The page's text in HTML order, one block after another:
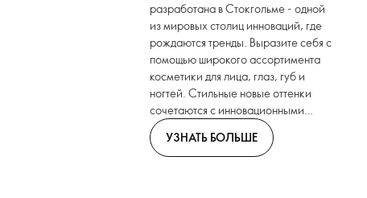
разработана в Стокгольме - одной
из мировых столиц инноваций, где
рождаются тренды. Выразите себя с
помощью широкого ассортимента
косметики для лица, глаз, губ и
ногтей. Стильные новые оттенки
сочетаются с инновационными
форматами.
УЗНАТЬ БОЛЬШЕ